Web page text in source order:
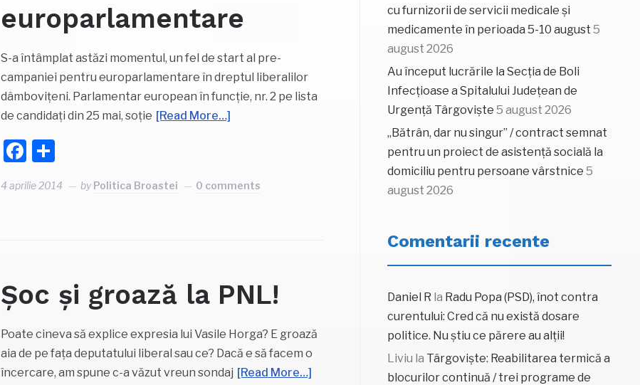
europarlamentare
S-a întâmplat astăzi momentul, un fel de start al pre-
campaniei pentru europarlamentare în dreptul liberalilor
dâmbovițeni. Parlamentar european în funcție, nr. 2 pe lista
de candidați din 25 mai, soție [Read More…]
Facebook
4 aprilie 2014 byPolitica Broastei 0 comments
Șoc și groază la PNL!
Poate cineva să explice expresia lui Vasile Horga? E groază
aia de pe fața deputatului liberal sau ce? Dacă e să facem o
încercare, am spune c-a văzut vreun sondaj [Read More…]
cu furnizorii de servicii medicale și
medicamente în perioada 5-10 august 5
august 2026
Au început lucrările la Secția de Boli
Infecțioase a Spitalului Județean de
Urgență Târgoviște 5 august 2026
„Bătrân, dar nu singur” / contract semnat
pentru un proiect de asistență socială la
domiciliu pentru persoane vârstnice 5
august 2026
Comentarii recente
Daniel R la Radu Popa (PSD), înot contra
curentului: Cred că nu există dosare
politice. Nu știu ce părere au alții!
Liviu la Târgoviște: Reabilitarea termică a
blocurilor continuă / trei programe de